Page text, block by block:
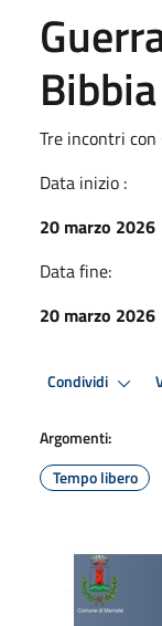
Bibbia
Tre incontri con
Data inizio :
20 marzo 2026
Data fine:
20 marzo 2026
Condividi
Argomenti:
Tempo libero